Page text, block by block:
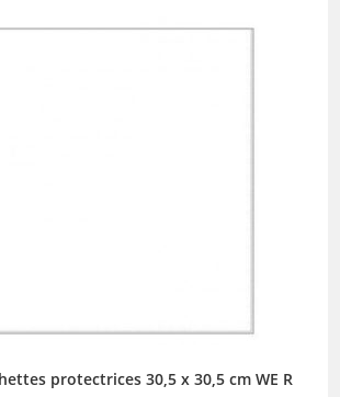
protectrices 30,5 x 30,5 cm WE R